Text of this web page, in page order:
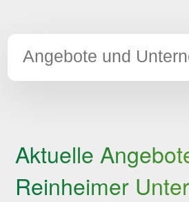
Aktuelle
Reinheimer